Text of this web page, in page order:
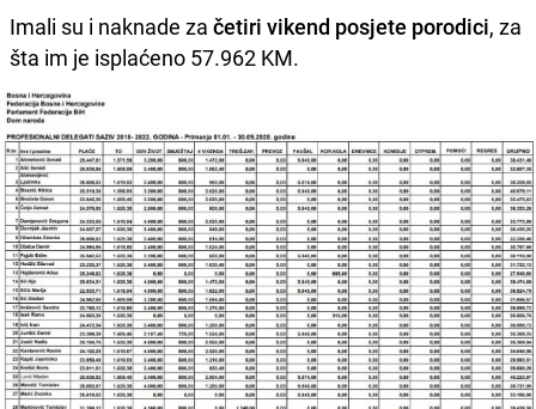
Imali su i naknade za četiri vikend posjete porodici, za
šta im je isplaćeno 57.962 KM.